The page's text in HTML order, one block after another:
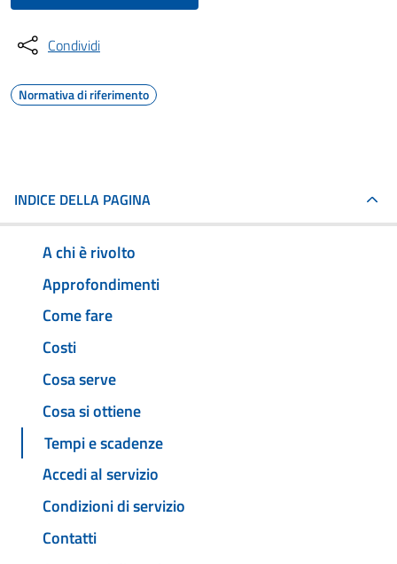
Condividi
Normativa di riferimento
INDICE DELLA PAGINA
A chi è rivolto
Approfondimenti
Come fare
Costi
Cosa serve
Cosa si ottiene
Tempi e scadenze
Accedi al servizio
Condizioni di servizio
Contatti